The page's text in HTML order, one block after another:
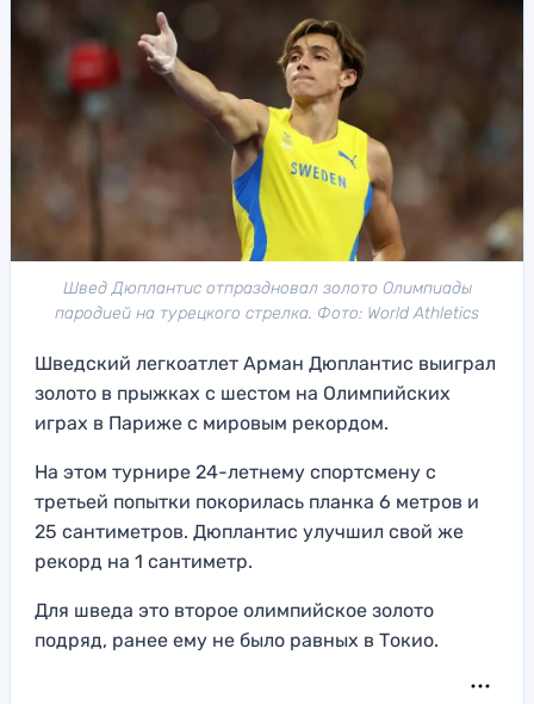
Швед Дюплантис отпраздновал золото Олимпиады
пародией на турецкого стрелка. Фото: World Athletics
Шведский легкоатлет Арман Дюплантис выиграл
золото в прыжках с шестом на Олимпийских
играх в Париже с мировым рекордом.
На этом турнире 24-летнему спортсмену с
третьей попытки покорилась планка 6 метров и
25 сантиметров. Дюплантис улучшил свой же
рекорд на 1 сантиметр.
Для шведа это второе олимпийское золото
подряд, ранее ему не было равных в Токио.